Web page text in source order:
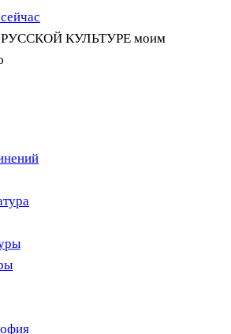
КУЛЬТУРЕ моим